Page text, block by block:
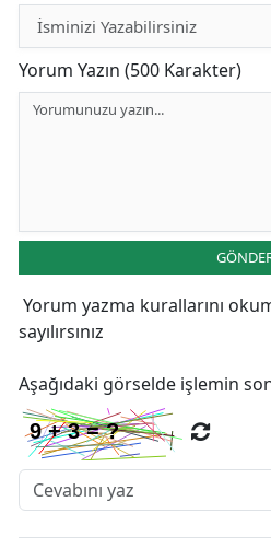
Yorum Yazın (500 Karakter)
Yorum yazma kurallarını
sayılırsınız
Aşağıdaki görselde işlemin